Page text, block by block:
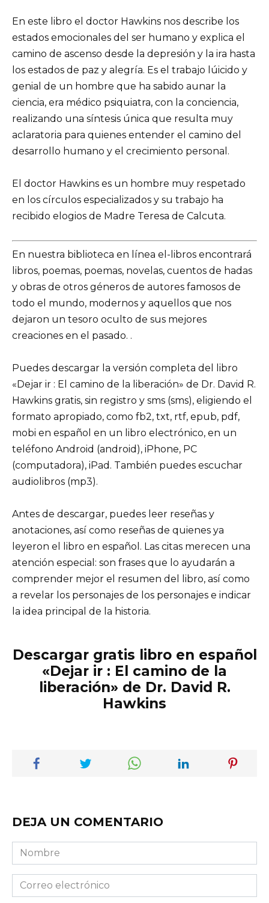
En este libro el doctor Hawkins nos describe los
estados emocionales del ser humano y explica el
camino de ascenso desde la depresión y la ira hasta
los estados de paz y alegría. Es el trabajo lúicido y
genial de un hombre que ha sabido aunar la
ciencia, era médico psiquiatra, con la conciencia,
realizando una síntesis única que resulta muy
aclaratoria para quienes entender el camino del
desarrollo humano y el crecimiento personal.
El doctor Hawkins es un hombre muy respetado
en los círculos especializados y su trabajo ha
recibido elogios de Madre Teresa de Calcuta.
En nuestra biblioteca en línea el-libros encontrará
libros, poemas, poemas, novelas, cuentos de hadas
y obras de otros géneros de autores famosos de
todo el mundo, modernos y aquellos que nos
dejaron un tesoro oculto de sus mejores
creaciones en el pasado. .
Puedes descargar la versión completa del libro
«Dejar ir : El camino de la liberación» de Dr. David R.
Hawkins gratis, sin registro y sms (sms), eligiendo el
formato apropiado, como fb2, txt, rtf, epub, pdf,
mobi en español en un libro electrónico, en un
teléfono Android (android), iPhone, PC
(computadora), iPad. También puedes escuchar
audiolibros (mp3).
Antes de descargar, puedes leer reseñas y
anotaciones, así como reseñas de quienes ya
leyeron el libro en español. Las citas merecen una
atención especial: son frases que lo ayudarán a
comprender mejor el resumen del libro, así como
a revelar los personajes de los personajes e indicar
la idea principal de la historia.
Descargar gratis libro en español
«Dejar ir : El camino de la
liberación» de Dr. David R.
Hawkins
DEJA UN COMENTARIO
Nombre
Correo
electrónico